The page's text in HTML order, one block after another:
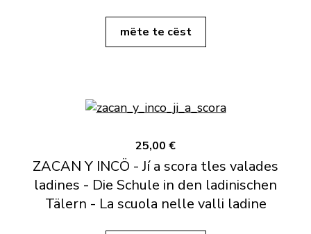
mëte te cëst
25,00 €
ZACAN Y INCÖ - Jí a scora tles valades
ladines - Die Schule in den ladinischen
Tälern - La scuola nelle valli ladine